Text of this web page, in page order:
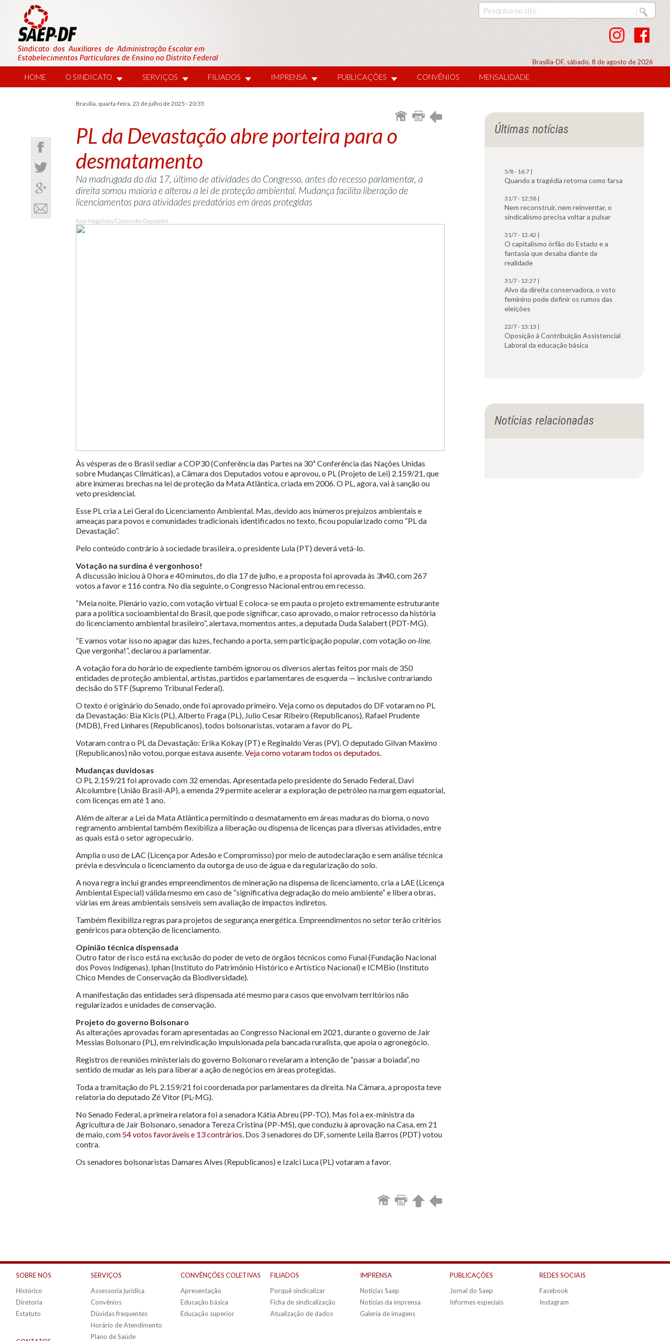
Brasília-DF, sábado, 8 de agosto de 2026
HOME O SINDICATO SERVIÇOS FILIADOS IMPRENSA PUBLICAÇÕES CONVÊNIOS MENSALIDADE
Brasília, quarta-feira, 23 de julho de 2025 - 20:35
PL da Devastação abre porteira para o
desmatamento
Na madrugada do dia 17, último de atividades do Congresso, antes do recesso parlamentar, a
direita somou maioria e alterou a lei de proteção ambiental. Mudança facilita liberação de
licenciamentos para atividades predatórias em áreas protegidas
Kayo Magalhães/Câmara dos Deputados
Às vésperas de o Brasil sediar a COP30 (Conferência das Partes na 30ª Conferência das Nações Unidas
sobre Mudanças Climáticas), a Câmara dos Deputados votou e aprovou, o PL (Projeto de Lei) 2.159/21, que
abre inúmeras brechas na lei de proteção da Mata Atlântica, criada em 2006. O PL, agora, vai à sanção ou
veto presidencial.
Esse PL cria a Lei Geral do Licenciamento Ambiental. Mas, devido aos inúmeros prejuízos ambientais e
ameaças para povos e comunidades tradicionais identificados no texto, ficou popularizado como “PL da
Devastação”.
Pelo conteúdo contrário à sociedade brasileira, o presidente Lula (PT) deverá vetá-lo.
Votação na surdina é vergonhoso!
A discussão iniciou à 0 hora e 40 minutos, do dia 17 de julho, e a proposta foi aprovada às 3h40, com 267
votos a favor e 116 contra. No dia seguinte, o Congresso Nacional entrou em recesso.
“Meia noite. Plenário vazio, com votação virtual E coloca-se em pauta o projeto extremamente estruturante
para a política socioambiental do Brasil, que pode significar, caso aprovado, o maior retrocesso da história
do licenciamento ambiental brasileiro”, alertava, momentos antes, a deputada Duda Salabert (PDT-MG).
“E vamos votar isso no apagar das luzes, fechando a porta, sem participação popular, com votação on-line.
Que vergonha!”, declarou a parlamentar.
A votação fora do horário de expediente também ignorou os diversos alertas feitos por mais de 350
entidades de proteção ambiental, artistas, partidos e parlamentares de esquerda — inclusive contrariando
decisão do STF (Supremo Tribunal Federal).
O texto é originário do Senado, onde foi aprovado primeiro. Veja como os deputados do DF votaram no PL
da Devastação: Bia Kicis (PL), Alberto Fraga (PL), Julio Cesar Ribeiro (Republicanos), Rafael Prudente
(MDB), Fred Linhares (Republicanos), todos bolsonaristas, votaram a favor do PL.
Votaram contra o PL da Devastação: Erika Kokay (PT) e Reginaldo Veras (PV). O deputado Gilvan Maximo
(Republicanos) não votou, porque estava ausente.Veja como votaram todos os deputados.
Mudanças duvidosas
O PL 2.159/21 foi aprovado com 32 emendas. Apresentada pelo presidente do Senado Federal, Davi
Alcolumbre (União Brasil-AP), a emenda 29 permite acelerar a exploração de petróleo na margem equatorial,
com licenças em até 1 ano.
Além de alterar a Lei da Mata Atlântica permitindo o desmatamento em áreas maduras do bioma, o novo
regramento ambiental também flexibiliza a liberação ou dispensa de licenças para diversas atividades, entre
as quais está o setor agropecuário.
Amplia o uso de LAC (Licença por Adesão e Compromisso) por meio de autodeclaração e sem análise técnica
prévia e desvincula o licenciamento da outorga de uso de água e da regularização do solo.
A nova regra inclui grandes empreendimentos de mineração na dispensa de licenciamento, cria a LAE (Licença
Ambiental Especial) válida mesmo em caso de “significativa degradação do meio ambiente” e libera obras,
viárias em áreas ambientais sensíveis sem avaliação de impactos indiretos.
Também flexibiliza regras para projetos de segurança energética. Empreendimentos no setor terão critérios
genéricos para obtenção de licenciamento.
Opinião técnica dispensada
Outro fator de risco está na exclusão do poder de veto de órgãos técnicos como Funai (Fundação Nacional
dos Povos Indígenas), Iphan (Instituto do Patrimônio Histórico e Artístico Nacional) e ICMBio (Instituto
Chico Mendes de Conservação da Biodiversidade).
A manifestação das entidades será dispensada até mesmo para casos que envolvam territórios não
regularizados e unidades de conservação.
Projeto do governo Bolsonaro
As alterações aprovadas foram apresentadas ao Congresso Nacional em 2021, durante o governo de Jair
Messias Bolsonaro (PL), em reivindicação impulsionada pela bancada ruralista, que apoia o agronegócio.
Registros de reuniões ministeriais do governo Bolsonaro revelaram a intenção de “passar a boiada”, no
sentido de mudar as leis para liberar a ação de negócios em áreas protegidas.
Toda a tramitação do PL 2.159/21 foi coordenada por parlamentares da direita. Na Câmara, a proposta teve
relatoria do deputado Zé Vitor (PL-MG).
No Senado Federal, a primeira relatora foi a senadora Kátia Abreu (PP-TO). Mas foi a ex-ministra da
Agricultura de Jair Bolsonaro, senadora Tereza Cristina (PP-MS), que conduziu à aprovação na Casa, em 21
de maio, com 54 votos favoráveis e 13 contrários. Dos 3 senadores do DF, somente Leila Barros (PDT) votou
contra.
Os senadores bolsonaristas Damares Alves (Republicanos) e Izalci Luca (PL) votaram a favor.
Últimas notícias
5/8 - 16:7 |
Quando a tragédia retorna como farsa
31/7 - 12:58 |
Nem reconstruir, nem reinventar, o
sindicalismo precisa voltar a pulsar
31/7 - 12:42 |
O capitalismo órfão do Estado e a
fantasia que desaba diante da
realidade
31/7 - 12:27 |
Alvo da direita conservadora, o voto
feminino pode definir os rumos das
eleições
22/7 - 13:13 |
Oposição à Contribuição Assistencial
Laboral da educação básica
Notícias relacionadas
SOBRE NÓS
Histórico
Diretoria
Estatuto
SERVIÇOS
Assessoria jurídica
Convênios
Dúvidas frequentes
Horário de Atendimento
Plano de Saúde
CONVÊNÇÕES COLETIVAS
Apresentação
Educação básica
Educação superior
FILIADOS
Porquê sindicalizar
Ficha de sindicalização
Atualização de dados
IMPRENSA
Notícias Saep
Notícias da imprensa
Galeria de imagens
PUBLICAÇÕES
Jornal do Saep
Informes especiais
REDES SOCIAIS
Facebook
Instagram